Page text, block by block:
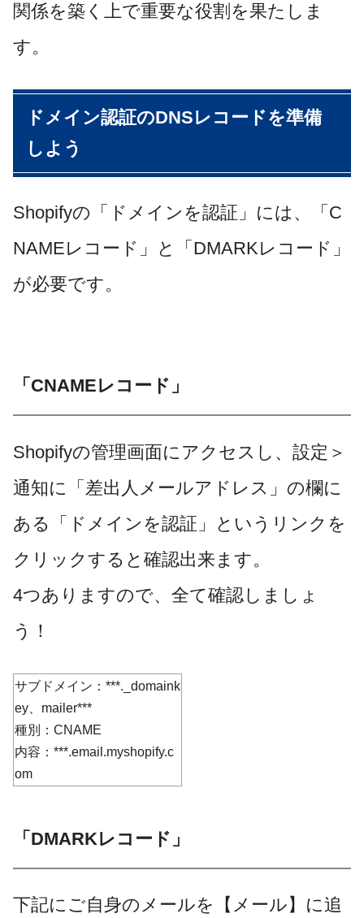
関係を築く上で重要な役割を果たしま
す。
ドメイン認証のDNSレコードを準備
しよう
Shopifyの「ドメインを認証」には、「C
NAMEレコード」と「DMARKレコード」
が必要です。
「CNAMEレコード」
Shopifyの管理画面にアクセスし、設定＞
通知に「差出人メールアドレス」の欄に
ある「ドメインを認証」というリンクを
クリックすると確認出来ます。
4つありますので、全て確認しましょ
う！
サブドメイン：***._domaink
ey、mailer***
種別：CNAME
内容：***.email.myshopify.c
om
「DMARKレコード」
下記にご自身のメールを【メール】に追